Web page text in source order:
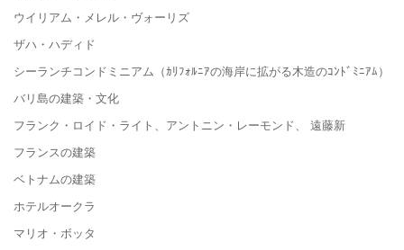
ウイリアム・メレル・ヴォーリズ
ザハ・ハディド
シーランチコンドミニアム（ｶﾘﾌｫﾙﾆｱの海岸に拡がる木造のｺﾝﾄﾞﾐﾆｱﾑ）
バリ島の建築・文化
フランク・ロイド・ライト、アントニン・レーモンド、 遠藤新
フランスの建築
ベトナムの建築
ホテルオークラ
マリオ・ボッタ